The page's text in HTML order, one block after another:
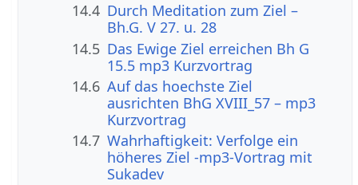
14.4 Durch Meditation zum Ziel –
Bh.G. V 27. u. 28
14.5 Das Ewige Ziel erreichen Bh G
15.5 mp3 Kurzvortrag
14.6 Auf das hoechste Ziel
ausrichten BhG XVIII_57 – mp3
Kurzvortrag
14.7 Wahrhaftigkeit: Verfolge ein
höheres Ziel -mp3-Vortrag mit
Sukadev